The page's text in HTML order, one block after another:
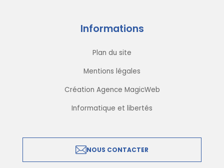
Informations
Plan du site
Mentions légales
Création Agence MagicWeb
Informatique et libertés
NOUS CONTACTER